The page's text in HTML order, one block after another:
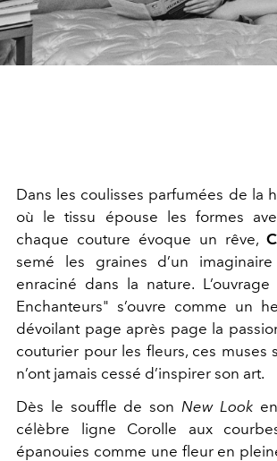
Dans les coulisses parfumées de la
où le tissu épouse les formes
chaque couture évoque un rêve,
semé les graines d’un
enraciné dans la nature.
Enchanteurs" s’ouvre comme un
dévoilant page après page la
couturier pour les fleurs, ces muses
n’ont jamais cessé d’inspirer son art.
Dès le souffle de son New Looken
célèbre ligne Corolle aux
épanouies comme une fleur en